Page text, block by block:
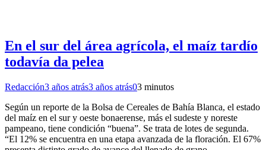
En el sur del área agrícola, el maíz tardío
todavía da pelea
Redacción3 años atrás3 años atrás03 minutos
Según un reporte de la Bolsa de Cereales de Bahía Blanca, el estado
del maíz en el sur y oeste bonaerense, más el sudeste y noreste
pampeano, tiene condición “buena”. Se trata de lotes de segunda.
“El 12% se encuentra en una etapa avanzada de la floración. El 67%